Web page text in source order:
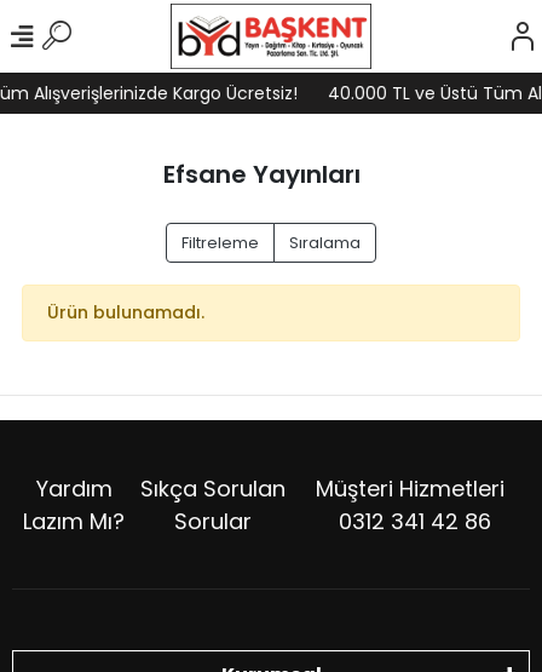
Alışverişlerinizde Kargo Ücretsiz! 40.000 TL ve Üstü Tüm
Efsane Yayınları
Filtreleme Sıralama
Ürün bulunamadı.
Yardım
Lazım Mı?
Sıkça Sorulan
Sorular
Müşteri Hizmetleri
0312 341 42 86